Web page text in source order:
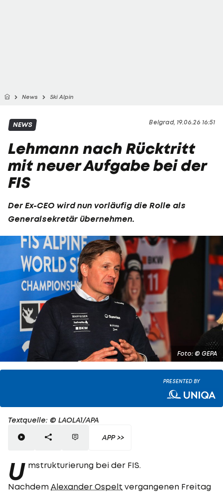
News Ski Alpin
Belgrad, 19.06.26 16:51
NEWS
Lehmann nach Rücktritt
mit neuer Aufgabe bei der
FIS
Der Ex-CEO wird nun vorläufig die Rolle als
Generalsekretär übernehmen.
Foto: © GEPA
PRESENTED BY
Textquelle: © LAOLA1/APA
APP >>
U mstrukturierung bei der FIS.
Nachdem Alexander Ospelt vergangenen Freitag